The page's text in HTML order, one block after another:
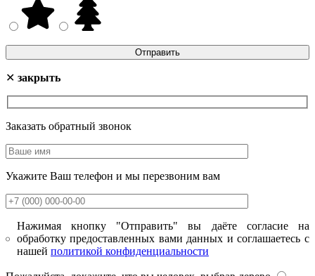
✕ закрыть
Заказать обратный звонок
Укажите Ваш телефон и мы перезвоним вам
Нажимая кнопку "Отправить" вы даёте согласие на
обработку предоставленных вами данных и соглашаетесь с
нашей политикой конфиденциальности